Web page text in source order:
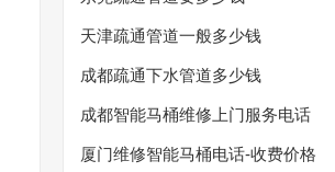
天津疏通管道一般多少钱
成都疏通下水管道多少钱
成都智能马桶维修上门服务电话
厦门维修智能马桶电话-收费价格